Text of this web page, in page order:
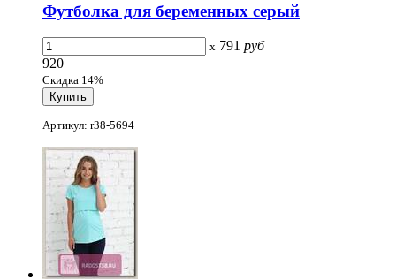
Футболка для беременных серый
x 791 руб
920
Скидка 14%
Артикул: r38-5694